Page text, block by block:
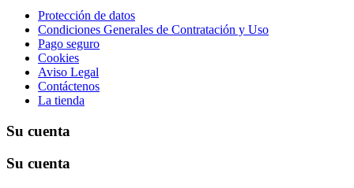
Protección de datos
Condiciones Generales de Contratación y Uso
Pago seguro
Cookies
Aviso Legal
Contáctenos
La tienda
Su cuenta
Su cuenta